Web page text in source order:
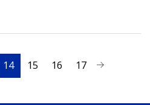
14 15 16 17